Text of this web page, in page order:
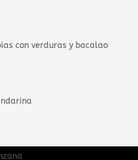
con verduras y bacalao